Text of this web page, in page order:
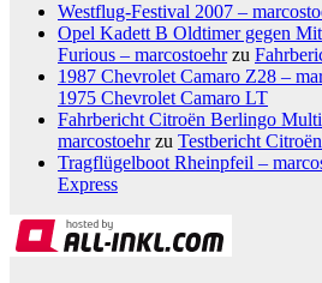
Westflug-Festival 2007 –
Opel Kadett B Oldtimer gegen
Furious – marcostoehrzu
1987 Chevrolet Camaro Z28 –
1975 Chevrolet Camaro LT
Fahrbericht Citroën Berlingo
marcostoehrzu Testbericht
Tragflügelboot Rheinpfeil –
Express